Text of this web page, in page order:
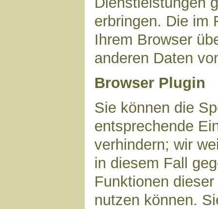
erbringen. Die im
Ihrem Browser
anderen Daten
Browser Plugin
Sie können die
entsprechende
verhindern; wir
in diesem Fall
Funktionen
nutzen können.